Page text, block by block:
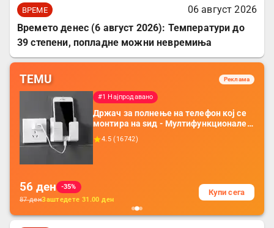
ВРЕМЕ
06 август 2026
Времето денес (6 август 2026): Температури до
39 степени, попладне можни невремиња
TEMU Реклама
#1 Најпродавано
Држач за полнење на телефон кој се
монтира на ѕид - Мултифункционален
пластичен организатор за чување на
покрај кревет и за ТВ далечински
4.5 ( 16742)
56 ден
-35%
87денЗаштедете 31.00 ден
Купи сега